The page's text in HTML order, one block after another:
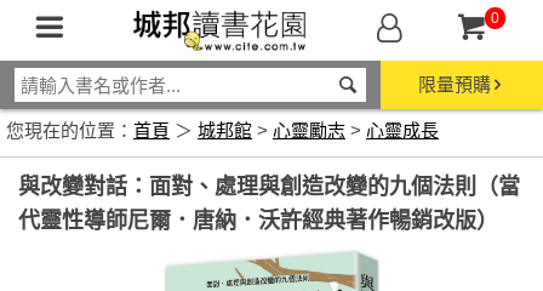
0
限量預購
您現在的位置： 首頁 ＞ 城邦館 > 心靈勵志 > 心靈成長
與改變對話：面對、處理與創造改變的九個法則（當
代靈性導師尼爾．唐納．沃許經典著作暢銷改版）